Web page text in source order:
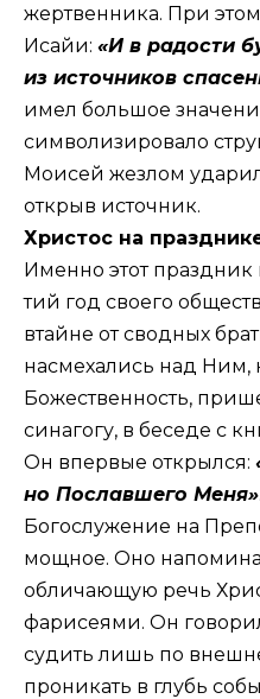
жертвенника. При
Исайи: «И в радости
из источников
имел большое
символизировало
Моисей жезлом
открыв источник.
Христос на
Именно этот праздник
тий год своего
втайне от сводных
насмехались над Ним,
Божественность,
синагогу, в беседе с
Он впервые открылся:
но Пославшего Меня»
Богослужение на
мощное. Оно
обличающую речь
фарисеями. Он
судить лишь по
проникать в глубь